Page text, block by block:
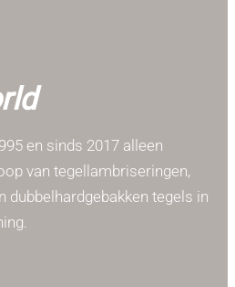
en sinds 2017 alleen
van tegellambriseringen,
dubbelhardgebakken tegels in